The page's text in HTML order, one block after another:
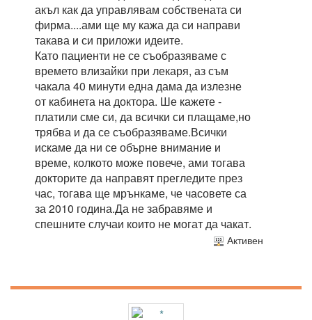
акъл как да управлявам собствената си
фирма....ами ще му кажа да си направи
такава и си приложи идеите.
Като пациенти не се съобразяваме с
времето влизайки при лекаря, аз съм
чакала 40 минути една дама да излезне
от кабинета на доктора. Ше кажете -
платили сме си, да всички си плащаме,но
трябва и да се съобразяваме.Всички
искаме да ни се обърне внимание и
време, колкото може повече, ами тогава
докторите да направят прегледите през
час, тогава ще мрънкаме, че часовете са
за 2010 година.Да не забравяме и
спешните случаи които не могат да чакат.
Активен